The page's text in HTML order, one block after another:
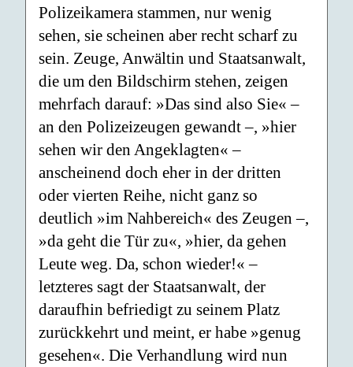
Polizeikamera stammen, nur wenig
sehen, sie scheinen aber recht scharf zu
sein. Zeuge, Anwältin und Staatsanwalt,
die um den Bildschirm stehen, zeigen
mehrfach darauf: »Das sind also Sie« –
an den Polizeizeugen gewandt –, »hier
sehen wir den Angeklagten« –
anscheinend doch eher in der dritten
oder vierten Reihe, nicht ganz so
deutlich »im Nahbereich« des Zeugen –,
»da geht die Tür zu«, »hier, da gehen
Leute weg. Da, schon wieder!« –
letzteres sagt der Staatsanwalt, der
daraufhin befriedigt zu seinem Platz
zurückkehrt und meint, er habe »genug
gesehen«. Die Verhandlung wird nun